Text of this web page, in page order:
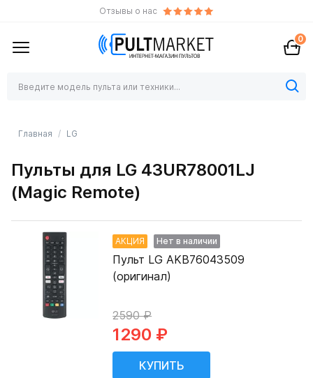
Отзывы о нас
0
Главная LG
Пульты для LG 43UR78001LJ
(Magic Remote)
АКЦИЯ Нет в наличии
Пульт LG AKB76043509
(оригинал)
2590 ₽
1290 ₽